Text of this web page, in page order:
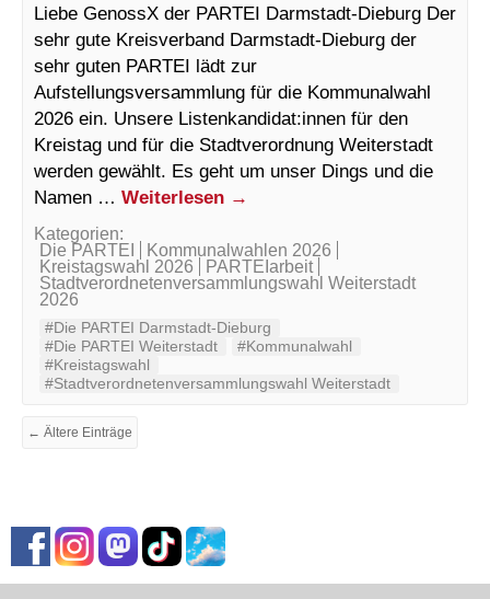
Liebe GenossX der PARTEI Darmstadt-Dieburg Der
sehr gute Kreisverband Darmstadt-Dieburg der
sehr guten PARTEI lädt zur
Aufstellungsversammlung für die Kommunalwahl
2026 ein. Unsere Listenkandidat:innen für den
Kreistag und für die Stadtverordnung Weiterstadt
werden gewählt. Es geht um unser Dings und die
Namen … Weiterlesen →
Kategorien:
Die PARTEI
Kommunalwahlen 2026
Kreistagswahl 2026
PARTEIarbeit
Stadtverordnetenversammlungswahl Weiterstadt
2026
#Die PARTEI Darmstadt-Dieburg
#Die PARTEI Weiterstadt
#Kommunalwahl
#Kreistagswahl
#Stadtverordnetenversammlungswahl Weiterstadt
← Ältere Einträge